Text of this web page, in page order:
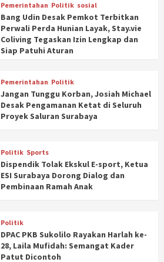
Pemerintahan Politik sosial
Bang Udin Desak Pemkot Terbitkan
Perwali Perda Hunian Layak, Stay.vie
Coliving Tegaskan Izin Lengkap dan
Siap Patuhi Aturan
Pemerintahan Politik
Jangan Tunggu Korban, Josiah Michael
Desak Pengamanan Ketat di Seluruh
Proyek Saluran Surabaya
Politik Sports
Dispendik Tolak Ekskul E-sport, Ketua
ESI Surabaya Dorong Dialog dan
Pembinaan Ramah Anak
Politik
DPAC PKB Sukolilo Rayakan Harlah ke-
28, Laila Mufidah: Semangat Kader
Patut Dicontoh